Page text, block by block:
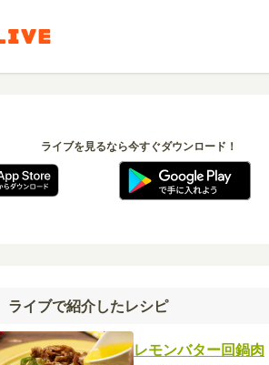
ライブを見るなら今すぐダウンロード！
ライブで紹介したレシピ
レモンバター回鍋肉